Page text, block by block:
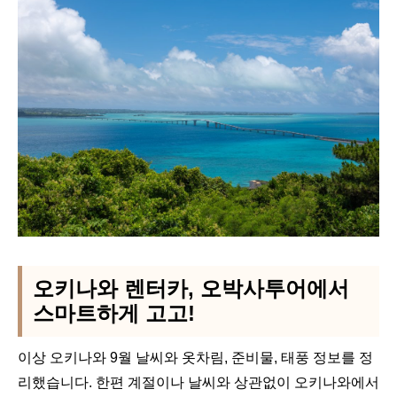
오키나와 렌터카, 오박사투어에서
스마트하게 고고!
이상 오키나와 9월 날씨와 옷차림, 준비물, 태풍 정보를 정
리했습니다. 한편 계절이나 날씨와 상관없이 오키나와에서